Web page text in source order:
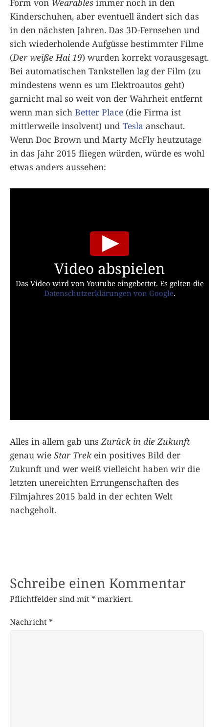
Form von Wearables immer noch in den
Kinderschuhen, aber eventuell ändert sich das
in den nächsten Jahren. Das 3D-Fernsehen und
sich wiederholende Aufgüsse bestimmter Filme
(Der weiße Hai 19) wurden korrekt vorausgesagt.
Bei automatischen Tankstellen lag der Film (zu
mindestens wenn es um Elektroautos geht)
garnicht mal so weit von der Wahrheit entfernt
wenn man sich Better Place (die Firma ist
mittlerweile insolvent) und Tesla anschaut.
Wenn Doc Brown und Marty McFly heutzutage
in das Jahr 2015 fliegen würden, würde es wohl
etwas anders aussehen:
Video abspielen
Das Video wird von Youtube eingebettet. Es gelten die
Datenschutzerklärungen von Google.
Alles in allem gab unsZurück in die Zukunft
genau wie Star Trekein positives Bild der
Zukunft und wer weiß vielleicht haben wir die
letzten unereichten Errungenschaften des
Filmjahres 2015 bald in der echten Welt
nachgeholt.
Schreibe einen Kommentar
Pflichtfelder sind mit * markiert.
Nachricht *